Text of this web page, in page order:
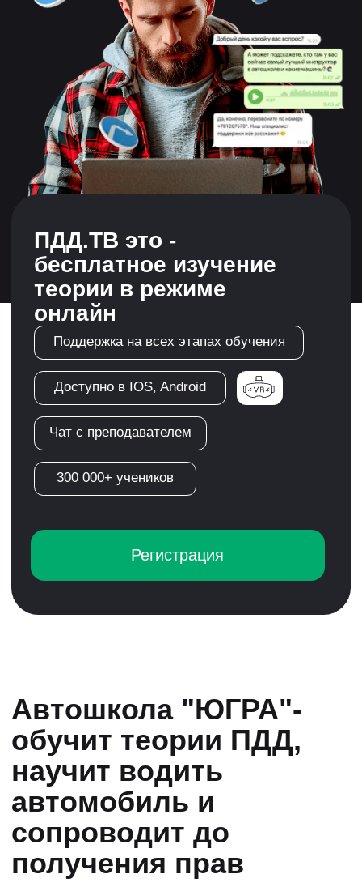
Поддержка на всех этапах обучения
300 000+ учеников
Доступно в IOS, Android
Чат с преподавателем
Регистрация
ПДД.ТВ это -
бесплатное изучение
теории в режиме
Автошкола "ЮГРА"-
обучит теории ПДД,
научит водить
автомобиль и
сопроводит до
получения прав